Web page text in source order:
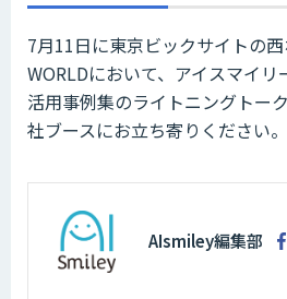
7月11日に東京ビックサイトの
WORLDにおいて、アイスマイ
活用事例集のライトニングトー
社ブースにお立ち寄りください。
AIsmiley編集部